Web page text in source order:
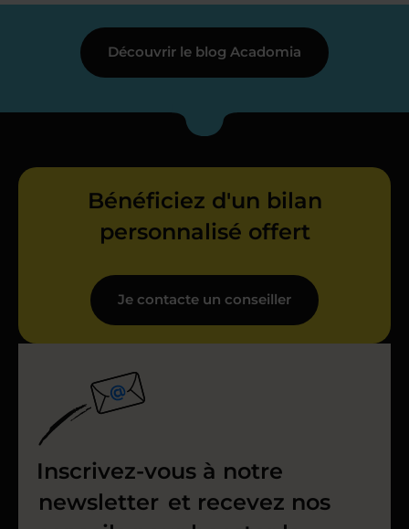
Découvrir le blog Acadomia
Bénéficiez d'un bilan
personnalisé offert
Je contacte un conseiller
Inscrivez-vous à notre
newsletter et recevez nos